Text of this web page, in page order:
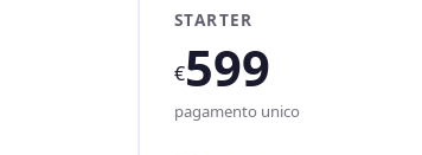
STARTER
€599
pagamento unico